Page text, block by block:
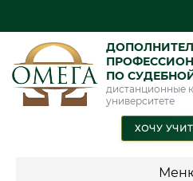
ПО
дистанционные
университете
ХОЧУ